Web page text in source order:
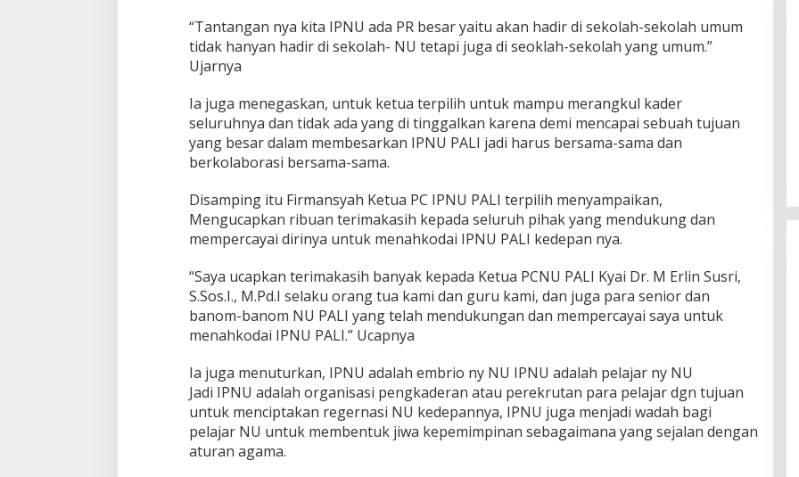
“Tantangan nya kita IPNU ada PR besar yaitu akan hadir di sekolah-sekolah umum
tidak hanyan hadir di sekolah- NU tetapi juga di seoklah-sekolah yang umum.”
Ujarnya
Ia juga menegaskan, untuk ketua terpilih untuk mampu merangkul kader
seluruhnya dan tidak ada yang di tinggalkan karena demi mencapai sebuah tujuan
yang besar dalam membesarkan IPNU PALI jadi harus bersama-sama dan
berkolaborasi bersama-sama.
Disamping itu Firmansyah Ketua PC IPNU PALI terpilih menyampaikan,
Mengucapkan ribuan terimakasih kepada seluruh pihak yang mendukung dan
mempercayai dirinya untuk menahkodai IPNU PALI kedepan nya.
“Saya ucapkan terimakasih banyak kepada Ketua PCNU PALI Kyai Dr. M Erlin Susri,
S.Sos.I., M.Pd.I selaku orang tua kami dan guru kami, dan juga para senior dan
banom-banom NU PALI yang telah mendukungan dan mempercayai saya untuk
menahkodai IPNU PALI.” Ucapnya
Ia juga menuturkan, IPNU adalah embrio ny NU IPNU adalah pelajar ny NU
Jadi IPNU adalah organisasi pengkaderan atau perekrutan para pelajar dgn tujuan
untuk menciptakan regernasi NU kedepannya, IPNU juga menjadi wadah bagi
pelajar NU untuk membentuk jiwa kepemimpinan sebagaimana yang sejalan dengan
aturan agama.
DPW PAN Sumsel Segera
Laksanakan Musyawarah Wilayah
2025